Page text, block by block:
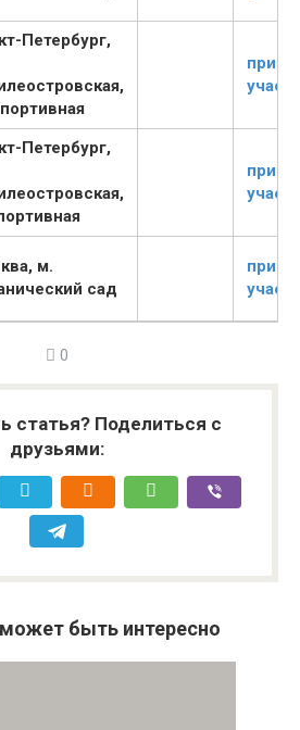
Петербург,
Петербург,
м.
сад
0
статья? Поделиться с
друзьями:
быть интересно